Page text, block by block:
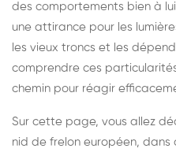
des comportements bien à
une attirance pour les
les vieux troncs et les
comprendre ces
chemin pour réagir
Sur cette page, vous allez
nid de frelon européen, dans